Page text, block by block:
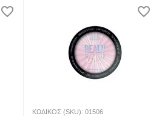
ΚΩΔΙΚΟΣ (SKU): 01506